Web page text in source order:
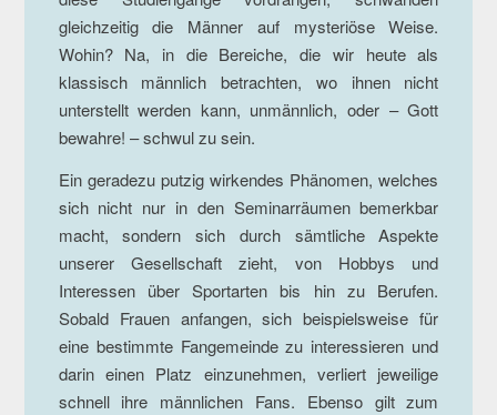
gleichzeitig die Männer auf mysteriöse Weise.
Wohin? Na, in die Bereiche, die wir heute als
klassisch männlich betrachten, wo ihnen nicht
unterstellt werden kann, unmännlich, oder – Gott
bewahre! – schwul zu sein.
Ein geradezu putzig wirkendes Phänomen, welches
sich nicht nur in den Seminarräumen bemerkbar
macht, sondern sich durch sämtliche Aspekte
unserer Gesellschaft zieht, von Hobbys und
Interessen über Sportarten bis hin zu Berufen.
Sobald Frauen anfangen, sich beispielsweise für
eine bestimmte Fangemeinde zu interessieren und
darin einen Platz einzunehmen, verliert jeweilige
schnell ihre männlichen Fans. Ebenso gilt zum